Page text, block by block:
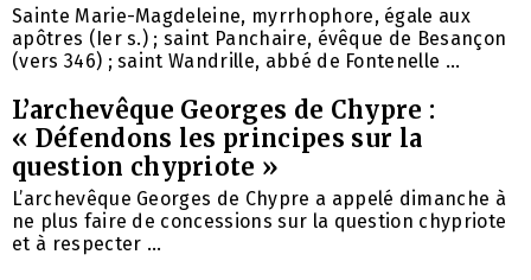
Sainte Marie-Magdeleine, myrrhophore, égale aux
apôtres (Ier s.) ; saint Panchaire, évêque de Besançon
(vers 346) ; saint Wandrille, abbé de Fontenelle ...
L’archevêque Georges de Chypre :
« Défendons les principes sur la
question chypriote »
L’archevêque Georges de Chypre a appelé dimanche à
ne plus faire de concessions sur la question chypriote
et à respecter ...